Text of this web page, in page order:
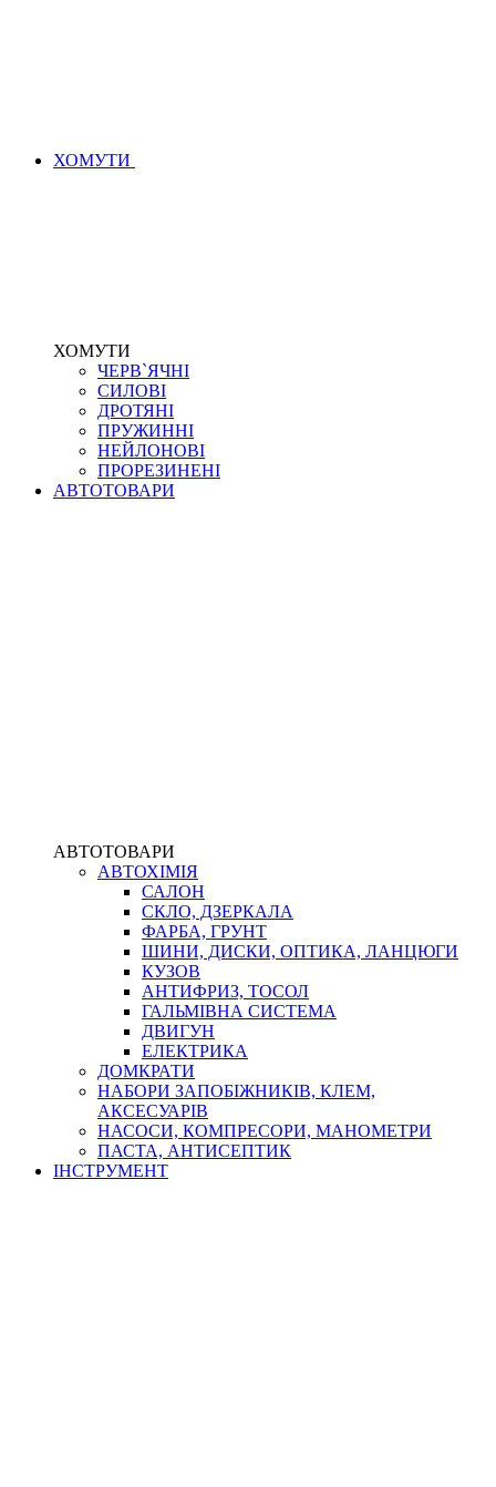
ХОМУТИ
ХОМУТИ
ЧЕРВ`ЯЧНІ
СИЛОВІ
ДРОТЯНІ
ПРУЖИННІ
НЕЙЛОНОВІ
ПРОРЕЗИНЕНІ
АВТОТОВАРИ
АВТОТОВАРИ
АВТОХІМІЯ
САЛОН
СКЛО, ДЗЕРКАЛА
ФАРБА, ГРУНТ
ШИНИ, ДИСКИ, ОПТИКА, ЛАНЦЮГИ
КУЗОВ
АНТИФРИЗ, ТОСОЛ
ГАЛЬМІВНА СИСТЕМА
ДВИГУН
ЕЛЕКТРИКА
ДОМКРАТИ
НАБОРИ ЗАПОБІЖНИКІВ, КЛЕМ,
АКСЕСУАРІВ
НАСОСИ, КОМПРЕСОРИ, МАНОМЕТРИ
ПАСТА, АНТИСЕПТИК
ІНСТРУМЕНТ